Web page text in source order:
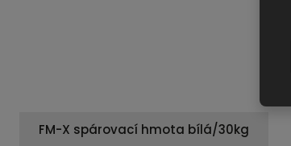
FM-X spárovací hmota bílá/30kg